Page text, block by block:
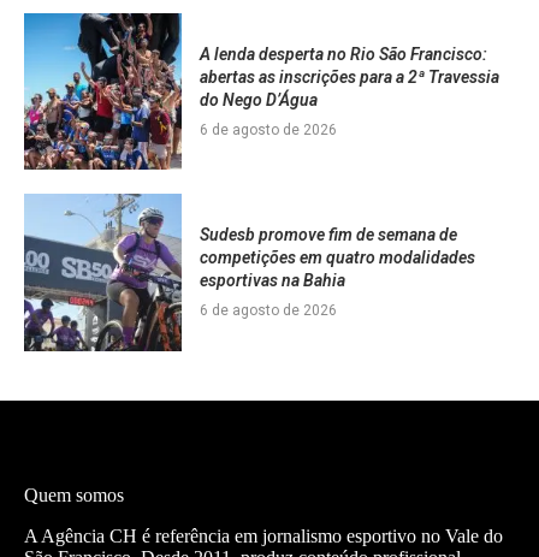
A lenda desperta no Rio São Francisco:
abertas as inscrições para a 2ª Travessia
do Nego D’Água
6 de agosto de 2026
Sudesb promove fim de semana de
competições em quatro modalidades
esportivas na Bahia
6 de agosto de 2026
Quem somos
A Agência CH é referência em jornalismo esportivo no Vale do